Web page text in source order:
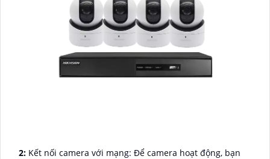
2: Kết nối camera với mạng: Để camera hoạt động, bạn